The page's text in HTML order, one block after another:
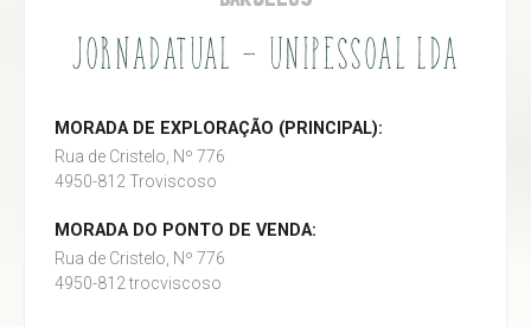
JORNADATUAL - UNIPESSOAL LDA
MORADA DE EXPLORAÇÃO (PRINCIPAL):
Rua de Cristelo, Nº 776
4950-812 Troviscoso
MORADA DO PONTO DE VENDA:
Rua de Cristelo, Nº 776
4950-812 trocviscoso